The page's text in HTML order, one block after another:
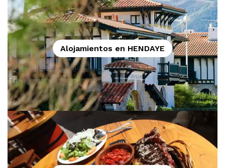
Alojamientos en HENDAYE